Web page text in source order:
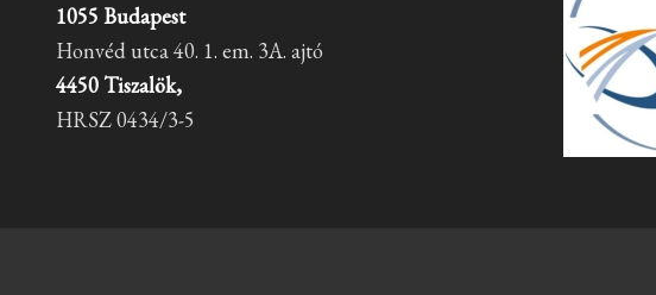
1055 Budapest
Honvéd utca 40. 1. em. 3A. ajtó
4450 Tiszalök,
HRSZ 0434/3-5